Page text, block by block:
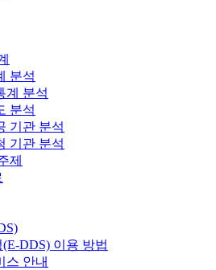
분석
계 분석
분석
기관 분석
기관 분석
제
DDS) 이용 방법
스 안내